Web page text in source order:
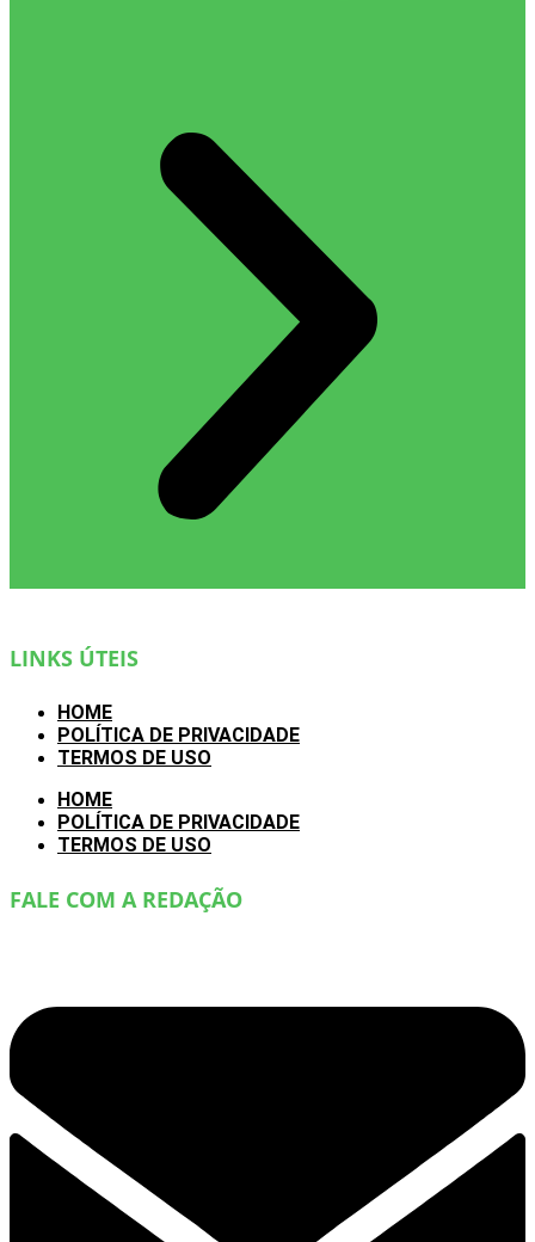
LINKS ÚTEIS
HOME
POLÍTICA DE PRIVACIDADE
TERMOS DE USO
HOME
POLÍTICA DE PRIVACIDADE
TERMOS DE USO
FALE COM A REDAÇÃO